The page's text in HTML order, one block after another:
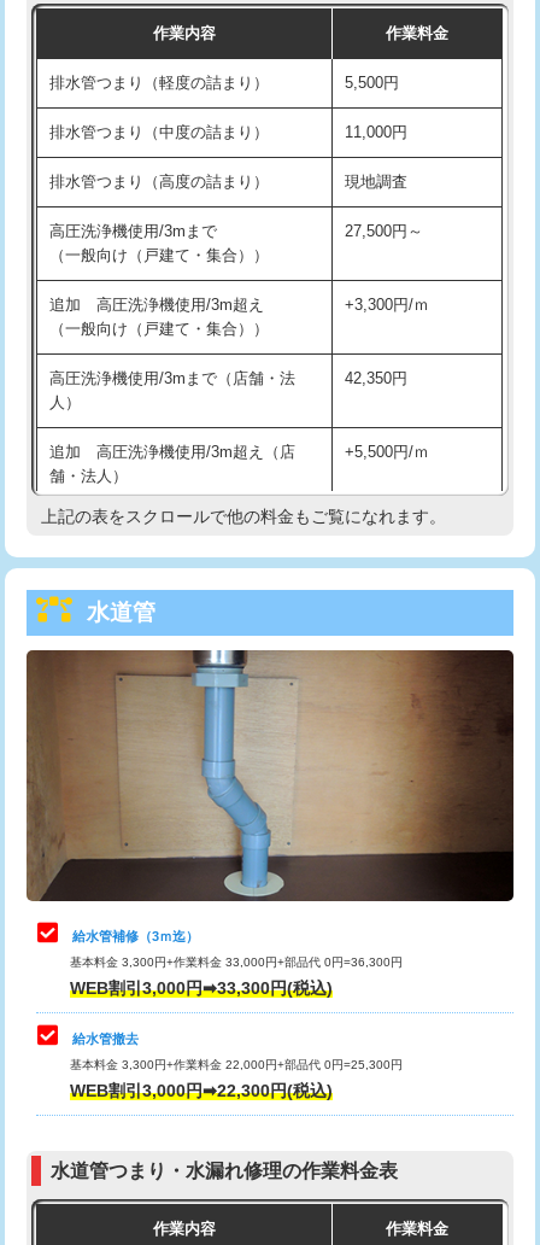
現場見積
※給水管工事は20mmまでの価格です。
持込商品取付（単水栓） 13,200円
持込商品取付（混合水栓） 16,500円
持込商品取付（浄水器・分岐水栓） 16,500円
給水管工事※（ホール加工) 16,500円
給水管工事※（バンド止め) 3,300円
給水管工事※（支持金具設置)
給水管工事※（保温材使用（バンド止
め込み）)
5,500円
給水管工事※（土の掘削・埋め戻し作
業)
11,000円
給水管工事※（塩ビ管（VP・HI）使
用/3ｍまで)
33,000円
給水管工事※（塩ビ管（VP・HI）使
+8,800円
給水管工事※（ライニング鋼管・銅
管・ポリ管・HT管使用/3ｍまで)
給水管工事※（ライニング鋼管・銅
管・ポリ管・HT管使用/3ｍ超え)
排水管工事（土の掘削・埋め戻し作
11,000円~
排水管工事（排水管工事/3ｍまで） 55,000円
排水管工事（追加 排水管工事/3ｍ超
マス交換（土の掘削・埋め戻し作業）
マス交換（深さ50㎝未満）
マス交換（深さ50㎝以上）
コンクリート斫り（厚さ10㎝まで）
作業内容 作業料金
排水管つまり（軽度の詰まり） 5,500円
排水管つまり（中度の詰まり） 11,000円
排水管つまり（高度の詰まり） 現地調査
高圧洗浄機使用/3mまで
（一般向け（戸建て・集合））
27,500円～
追加 高圧洗浄機使用/3m超え
（一般向け（戸建て・集合））
+3,300円/ｍ
高圧洗浄機使用/3mまで（店舗・法
人）
42,350円
追加 高圧洗浄機使用/3m超え（店
舗・法人）
+5,500円/ｍ
高度高圧洗浄換 現地調査
トーラー機使用/3mまで
追加トーラー機使用/3m超え
33,000円
8,800円
止水・漏水調査・防水処理・清掃・修
理・調整・分解・加工など（軽作業）
11,000円
止水・漏水調査・防水処理・清掃・修
理・調整・分解・加工など（中作業）
止水・漏水調査・防水処理・清掃・修
理・調整・分解・加工など（重作業）
33,000円
その他部品の脱着
交換・取付（タンク）
式）)
式・ワンホール）)
上記の表をスクロールで他の料金もご覧になれます。
水道管
給水管補修（3ｍ迄）
基本料金 3,300円+作業料金 33,000円+部品代 0円=36,300円
WEB割引3,000円➡33,300円(税込)
給水管撤去
基本料金 3,300円+作業料金 22,000円+部品代 0円=25,300円
WEB割引3,000円➡22,300円(税込)
水道管つまり・水漏れ修理の作業料金表
作業内容 作業料金